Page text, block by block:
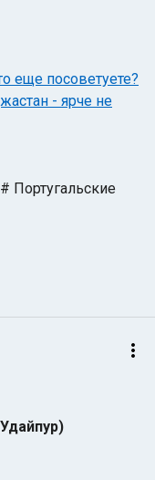
еще посоветуете?
- ярче не